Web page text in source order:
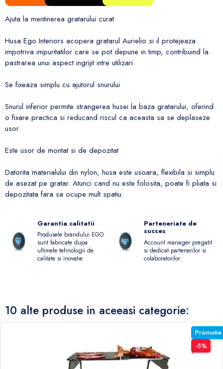
Ajuta la mentinerea gratarului curat
Husa Ego Interiors acopera gratarul Aurielio si il protejeaza
impotriva impuritatilor care se pot depune in timp, contribuind la
pastrarea unui aspect ingrijit intre utilizari.
Se fixeaza simplu cu ajutorul snurului
Snurul inferior permite strangerea husei la baza gratarului, oferind
o fixare practica si reducand riscul ca aceasta sa se deplaseze
usor.
Este usor de montat si de depozitat
Datorita materialului din nylon, husa este usoara, flexibila si simplu
de asezat pe gratar. Atunci cand nu este folosita, poate fi pliata si
depozitata fara sa ocupe mult spatiu.
Garantia calitatii
Produsele brandului EGO
sunt fabricate dupa
ultimele tehnologii de
calitate si inovatie
Parteneriate de
succes
Account manager pregatit
si dedicat partenerilor si
colaboratorilor
10 alte produse in aceeasi categorie:
Promotie
-5%